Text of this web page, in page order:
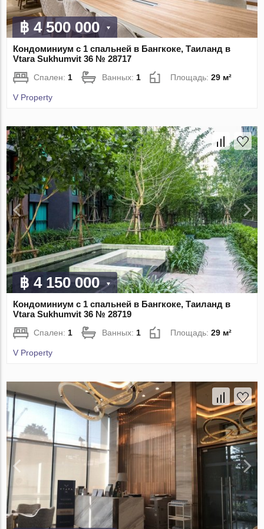
฿ 4 500 000
Кондоминиум с 1 спальней в Бангкоке, Таиланд в
Vtara Sukhumvit 36 № 28717
Спален: 1 Ванных: 1 Площадь:29 м²
V Property
฿ 4 150 000
Кондоминиум с 1 спальней в Бангкоке, Таиланд в
Vtara Sukhumvit 36 № 28719
Спален:1 Ванных:1 Площадь:29 м²
V Property